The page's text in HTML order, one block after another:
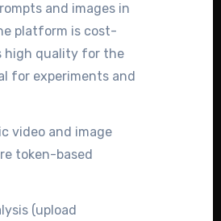
and images in
platform is cost-
high quality for the
for experiments and
video and image
token-based
(upload